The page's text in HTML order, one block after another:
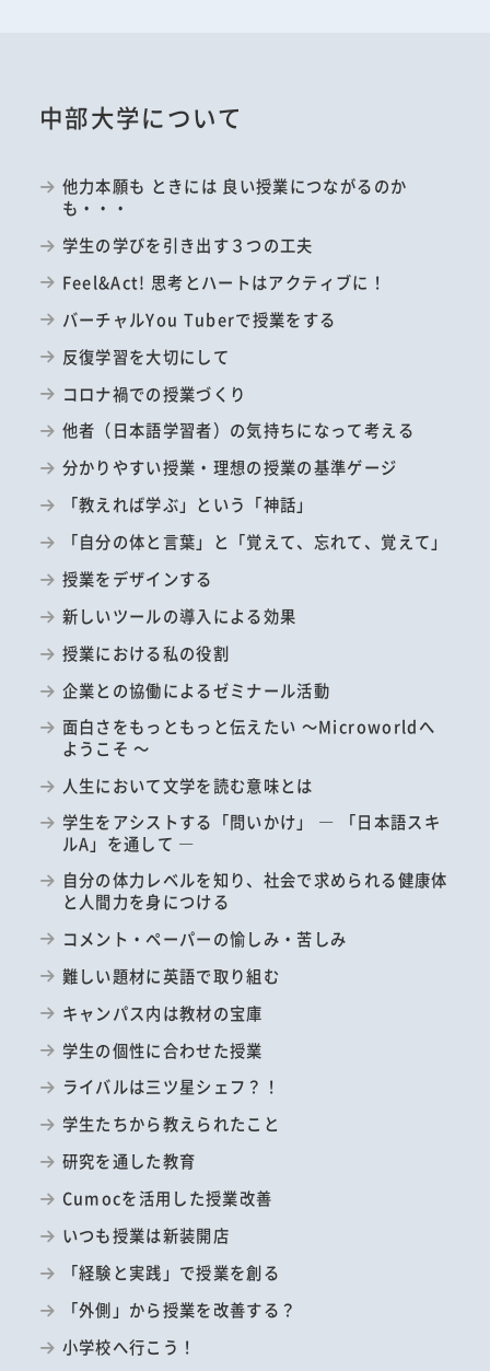
中部大学について
他力本願も ときには 良い授業につながるのか
も・・・
学生の学びを引き出す３つの工夫
Feel&Act! 思考とハートはアクティブに！
バーチャルYou Tuberで授業をする
反復学習を大切にして
コロナ禍での授業づくり
他者（日本語学習者）の気持ちになって考える
分かりやすい授業・理想の授業の基準ゲージ
「教えれば学ぶ」という「神話」
「自分の体と言葉」と「覚えて、忘れて、覚えて」
授業をデザインする
新しいツールの導入による効果
授業における私の役割
企業との協働によるゼミナール活動
面白さをもっともっと伝えたい ～Microworldへ
ようこそ ～
人生において文学を読む意味とは
学生をアシストする「問いかけ」 ― 「日本語スキ
ルA」を通して ―
自分の体力レベルを知り、社会で求められる健康体
と人間力を身につける
コメント・ペーパーの愉しみ・苦しみ
難しい題材に英語で取り組む
キャンパス内は教材の宝庫
学生の個性に合わせた授業
ライバルは三ツ星シェフ？！
学生たちから教えられたこと
研究を通した教育
Cumocを活用した授業改善
いつも授業は新装開店
「経験と実践」で授業を創る
「外側」から授業を改善する？
小学校へ行こう！